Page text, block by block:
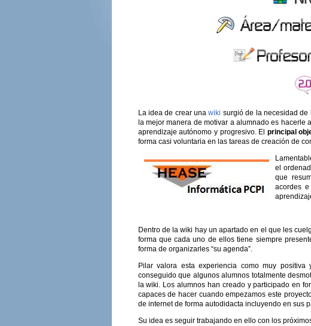
La idea de crear unawiki surgió de la necesidad
la mejor manera de motivar a alumnado es hacerle
aprendizaje autónomo y progresivo. El principal
forma casi voluntaria en las tareas de creación de
el
que
acordes
Dentro de la wiki hay un apartado en el que les
forma que cada uno de ellos tiene siempre
forma de organizarles “su agenda”.
Pilar valora esta experiencia como muy
conseguido que algunos alumnos totalmente
la wiki. Los alumnos han creado y participado en
capaces de hacer cuando empezamos este
de internet de forma autodidacta incluyendo en sus
Su idea es seguir trabajando en ello con los